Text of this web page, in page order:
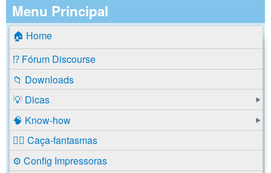
Menu Principal
🏠 Home
⁉️ Fórum Discourse
📁 Downloads
💡 Dicas
🧠 Know-how
🕵️‍♂️ Caça-fantasmas
⚙️ Config Impressoras